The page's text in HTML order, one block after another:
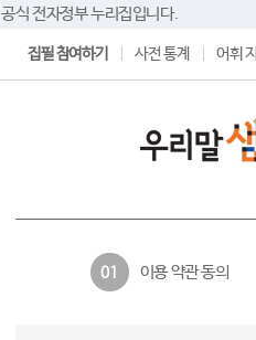
식 전자정부 누리집입니다.
집필 참여하기 사전 통계 어휘
01 이용 약관 동의